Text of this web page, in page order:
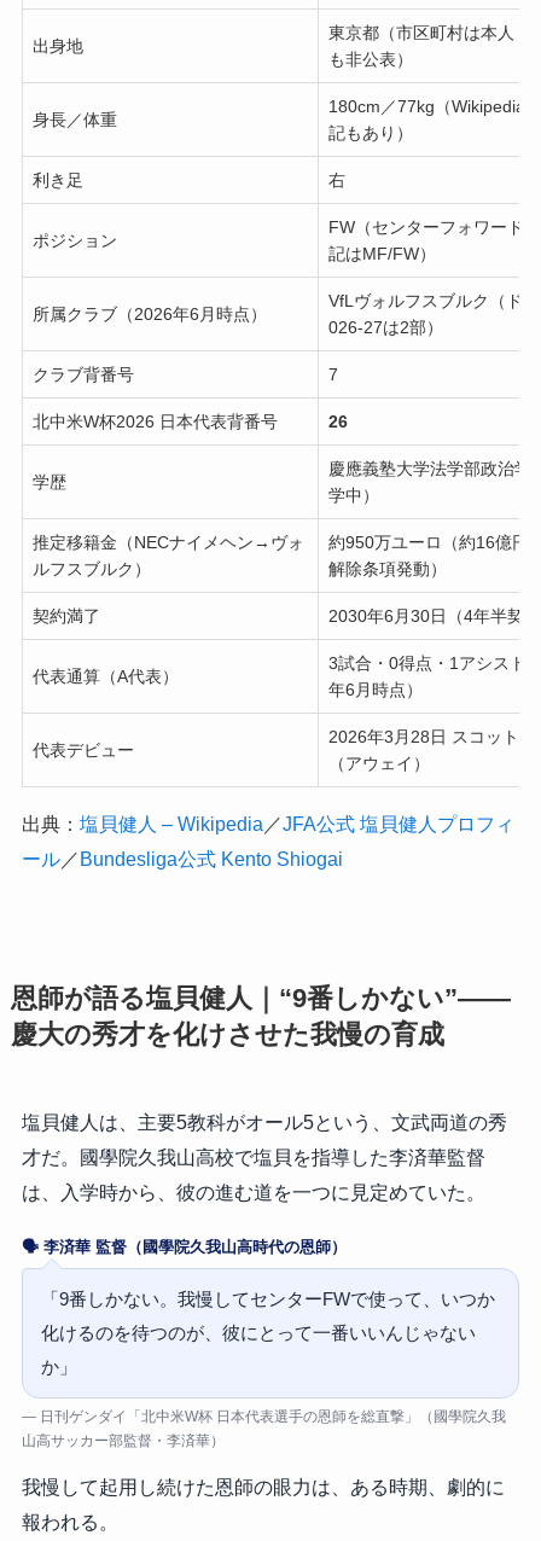
出身地
東京都（市区町村は本人・
も非公表）
身長／体重
180cm／77kg（Wikipedia
記もあり）
利き足 右
ポジション
FW（センターフォワード
記はMF/FW）
所属クラブ（2026年6月時点）
VfLヴォルフスブルク（ド
026-27は2部）
クラブ背番号 7
北中米W杯2026 日本代表背番号 26
学歴
慶應義塾大学法学部政治学
学中）
推定移籍金（NECナイメヘン→ヴォ
ルフスブルク）
約950万ユーロ（約16億円
解除条項発動）
契約満了 2030年6月30日（4年半契
代表通算（A代表）
3試合・0得点・1アシスト
年6月時点）
代表デビュー
2026年3月28日 スコットラ
（アウェイ）
出典： 塩貝健人 – Wikipedia ／JFA公式 塩貝健人プロフィ
ール／ Bundesliga公式 Kento Shiogai
恩師が語る塩貝健人｜“9番しかない”——
慶大の秀才を化けさせた我慢の育成
塩貝健人は、主要5教科がオール5という、文武両道の秀
才だ。國學院久我山高校で塩貝を指導した李済華監督
は、入学時から、彼の進む道を一つに見定めていた。
🗣️ 李済華 監督（國學院久我山高時代の恩師）
「9番しかない。我慢してセンターFWで使って、いつか
化けるのを待つのが、彼にとって一番いいんじゃない
か」
— 日刊ゲンダイ「北中米W杯 日本代表選手の恩師を総直撃」（國學院久我
山高サッカー部監督・李済華）
我慢して起用し続けた恩師の眼力は、ある時期、劇的に
報われる。